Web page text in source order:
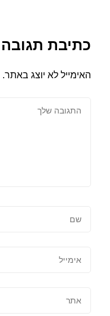
כתיבת תגובה
האימייל לא יוצג באתר.